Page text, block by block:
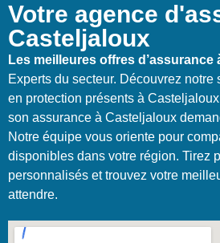
Votre agence
Casteljaloux
Les meilleures offres d’assurance
Experts du secteur. Découvrez notre
en protection présents à
son assurance à Casteljaloux
Notre équipe vous oriente pour
disponibles dans votre région. Tirez
personnalisés et trouvez votre
attendre.